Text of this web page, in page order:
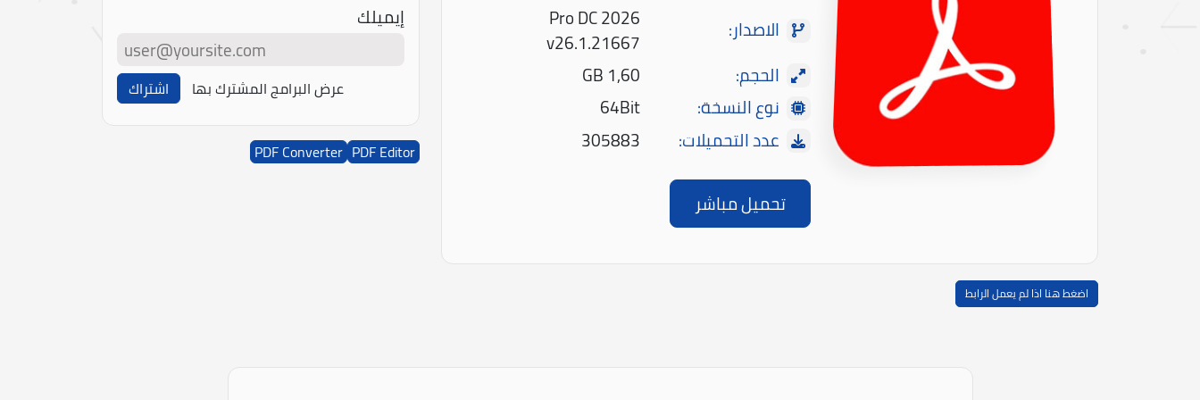
الاصدار:
Pro DC 2026
v26.1.21667
الحجم:
1,60 GB
نوع النسخة:
64Bit
عدد التحميلات:
305883
تحميل مباشر
اضغط هنا اذا لم يعمل الرابط
إيميلك
عرض البرامج المشترك بها اشتراك
PDF Editor
PDF Converter